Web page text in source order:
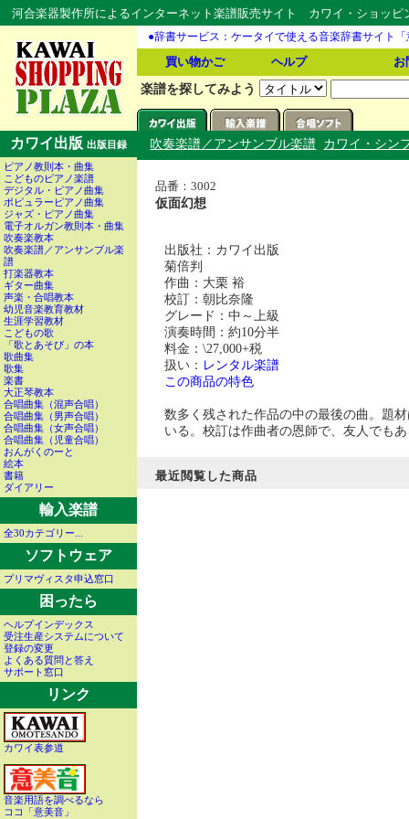
河合楽器製作所によるインターネット楽譜販売サイト カワイ・ショッ
●辞書サービス：ケータイで使える音楽辞書サイト
買い物かご ヘルプ お
楽譜を探してみよう
カワイ出版 出版目録
ピアノ教則本・曲集
こどものピアノ楽譜
デジタル・ピアノ曲集
ポピュラーピアノ曲集
ジャズ・ピアノ曲集
電子オルガン教則本・曲集
吹奏楽教本
吹奏楽譜／アンサンブル楽
譜
打楽器教本
ギター曲集
声楽・合唱教本
幼児音楽教育教材
生涯学習教材
こどもの歌
「歌とあそび」の本
歌曲集
歌集
楽書
大正琴教本
合唱曲集（混声合唱）
合唱曲集（男声合唱）
合唱曲集（女声合唱）
合唱曲集（児童合唱）
おんがくのーと
絵本
書籍
ダイアリー
輸入楽譜
全30カテゴリー...
ソフトウェア
プリマヴィスタ申込窓口
困ったら
ヘルプインデックス
受注生産システムについて
登録の変更
よくある質問と答え
サポート窓口
リンク
カワイ表参道
音楽用語を調べるなら
ココ「意美音」
吹奏楽譜／アンサンブル楽譜 カワイ・シン
品番：3002
仮面幻想
出版社：カワイ出版
菊倍判
作曲：大栗 裕
校訂：朝比奈隆
グレード：中～上級
演奏時間：約10分半
料金：\27,000+税
扱い： レンタル楽譜
この商品の特色
数多く残された作品の中の最後の曲。題
いる。校訂は作曲者の恩師で、友人でも
最近閲覧した商品